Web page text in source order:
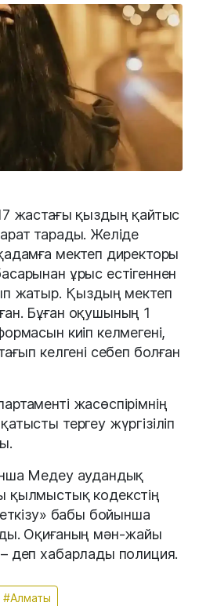
жастағы қыздың қайтыс
тарады. Желіде
мектеп директоры
ұрыс естігеннен
жатыр. Қыздың мектеп
Бұған оқушының 1
киіп келмегені,
келгені себеп болған
жасөспірімнің
тергеу жүргізіліп
Медеу аудандық
қылмыстық кодекстің
бабы бойынша
Оқиғаның мән-жайы
деп хабарлады полиция.
#Алматы